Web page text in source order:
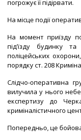
погрожує її підірвати.
На місце події
На момент приїзду
під’їзду будинку
поліцейських
порядку ст. 208
Слідчо-оперативна
вилучила у нього
експертизу до
криміналістичного
Попередньо, це